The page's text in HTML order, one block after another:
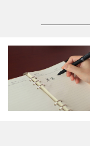
——————